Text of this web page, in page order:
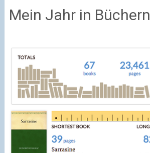
Mein Jahr in Büchern